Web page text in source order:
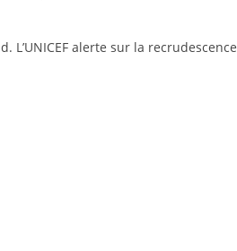
L’UNICEF alerte sur la recrudescence